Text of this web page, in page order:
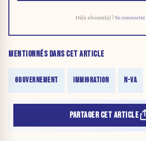
Déjà abonné(e) ?Se connecter
MENTIONNÉS DANS CET ARTICLE
GOUVERNEMENT IMMIGRATION N-VA
PARTAGER CET ARTICLE